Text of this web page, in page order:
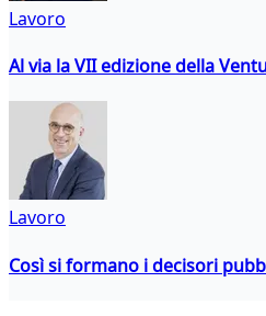
Lavoro
Al via la VII edizione della
Lavoro
Così si formano i decisori